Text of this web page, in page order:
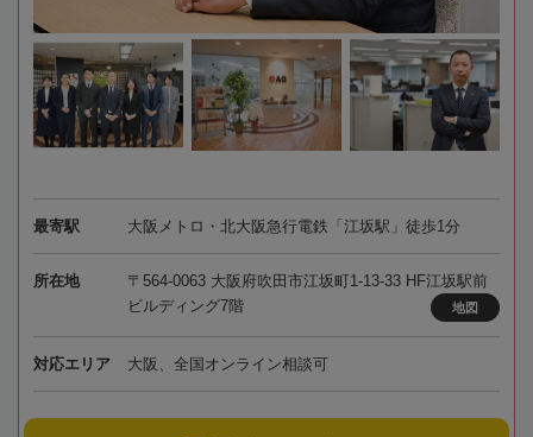
最寄駅 大阪メトロ・北大阪急行電鉄「江坂駅」徒歩1分
所在地
〒564-0063 大阪府吹田市江坂町1-13-33 HF江坂駅前
ビルディング7階
地図
対応エリア 大阪、全国オンライン相談可